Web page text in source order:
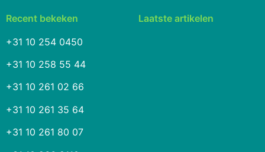
Recent bekeken
+31 10 254 0450
+31 10 258 55 44
+31 10 261 02 66
+31 10 261 35 64
+31 10 261 80 07
Laatste artikelen